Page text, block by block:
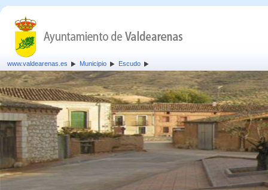
www.valdearenas.es Municipio Escudo